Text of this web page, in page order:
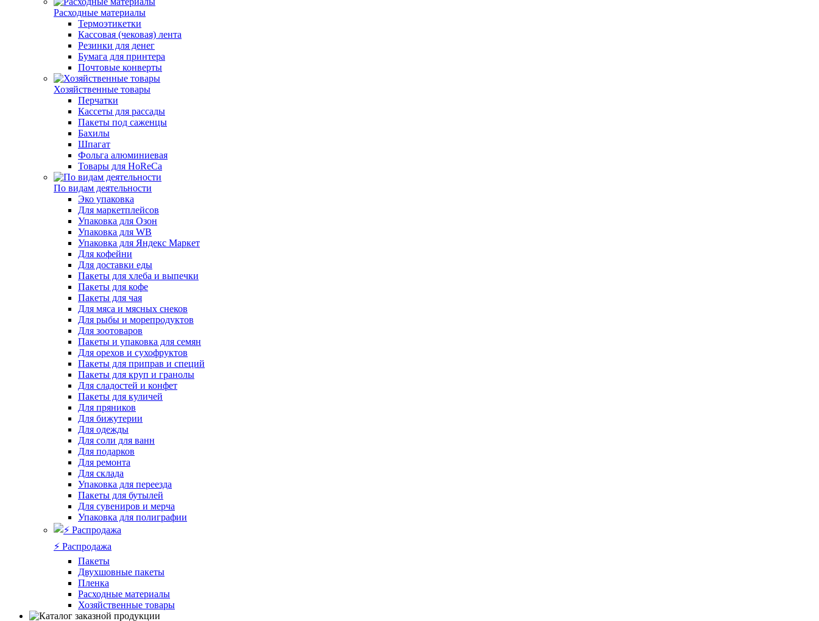
Расходные материалы
Термоэтикетки
Кассовая (чековая) лента
Резинки для денег
Бумага для принтера
Почтовые конверты
Хозяйственные товары
Перчатки
Кассеты для рассады
Пакеты под саженцы
Бахилы
Шпагат
Фольга алюминиевая
Товары для HoReCa
По видам деятельности
Эко упаковка
Для маркетплейсов
Упаковка для Озон
Упаковка для WB
Упаковка для Яндекс Маркет
Для кофейни
Для доставки еды
Пакеты для хлеба и выпечки
Пакеты для кофе
Пакеты для чая
Для мяса и мясных снеков
Для рыбы и морепродуктов
Для зоотоваров
Пакеты и упаковка для семян
Для орехов и сухофруктов
Пакеты для приправ и специй
Пакеты для круп и гранолы
Для сладостей и конфет
Пакеты для куличей
Для пряников
Для бижутерии
Для одежды
Для соли для ванн
Для подарков
Для ремонта
Для склада
Упаковка для переезда
Пакеты для бутылей
Для сувениров и мерча
Упаковка для полиграфии
⚡️ Распродажа
Пакеты
Двухшовные пакеты
Пленка
Расходные материалы
Хозяйственные товары